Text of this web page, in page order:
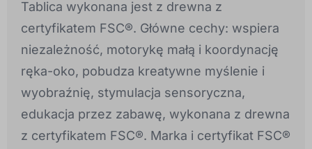
Tablica wykonana jest z drewna z
certyfikatem FSC®. Główne cechy: wspiera
niezależność, motorykę małą i koordynację
ręka-oko, pobudza kreatywne myślenie i
wyobraźnię, stymulacja sensoryczna,
edukacja przez zabawę, wykonana z drewna
z certyfikatem FSC®. Marka i certyfikat FSC®